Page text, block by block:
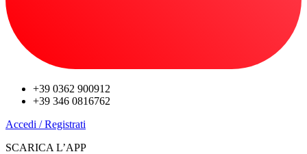
+39 0362 900912
+39 346 0816762
Accedi / Registrati
SCARICA L’APP